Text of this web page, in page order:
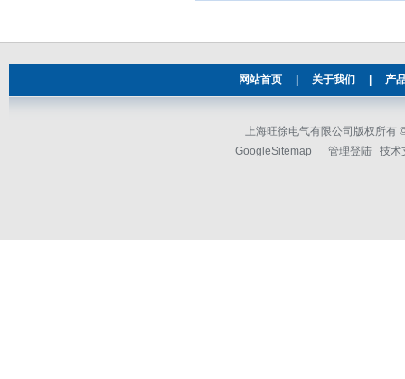
网站首页 关于我们 产
上海旺徐电气有限公司版权所有
GoogleSitemap
管理登陆 技术